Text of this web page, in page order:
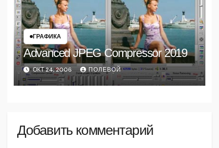
ГРАФИКА
Advanced JPEG Compressor 2019
ОКТ 24, 2006 ПОЛЕВОЙ
Добавить комментарий